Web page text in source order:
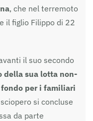
, che nel terremoto
il figlio Filippo di 22
il suo secondo
della sua lotta non-
per i familiari
si concluse
da parte